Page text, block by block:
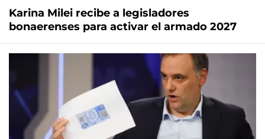
Karina Milei recibe a legisladores
bonaerenses para activar el armado 2027